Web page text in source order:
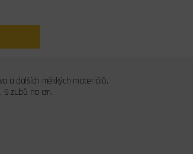
a dalších měkkých materiálů.
9 zubů na cm.